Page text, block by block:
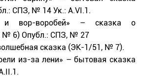
СПЗ, № 14 Ук.: А.VI.1.
и вор-воробей» – сказка о
№ 6) Опубл.: СПЗ, № 27
сказка (ЭК-1/51, № 7).
из-за лени» – бытовая сказка